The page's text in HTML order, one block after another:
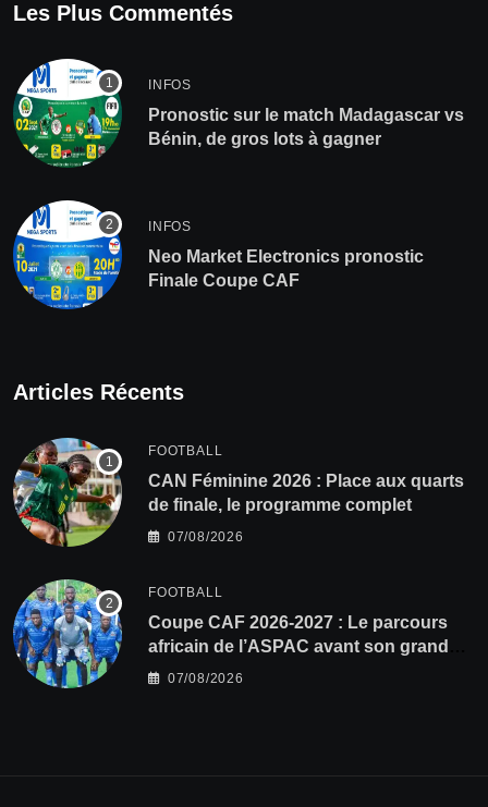
Les Plus Commentés
INFOS
Pronostic sur le match Madagascar vs
Bénin, de gros lots à gagner
INFOS
Neo Market Electronics pronostic
Finale Coupe CAF
Articles Récents
FOOTBALL
CAN Féminine 2026 : Place aux quarts
de finale, le programme complet
07/08/2026
FOOTBALL
Coupe CAF 2026-2027 : Le parcours
africain de l’ASPAC avant son grand
retour
07/08/2026